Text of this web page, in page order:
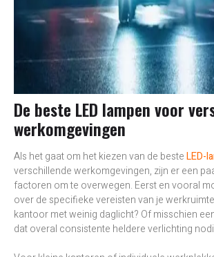
De beste LED lampen voor
werkomgevingen
Als het gaat om het kiezen van de besteLED-
verschillende werkomgevingen, zijn er een
factoren om te overwegen. Eerst en vooral
over de specifieke vereisten van je
kantoor met weinig daglicht? Of misschien
dat overal consistente heldere verlichting